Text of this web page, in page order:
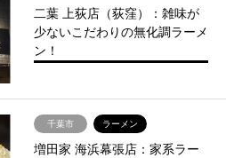
二葉 上荻店（荻窪）：雑味が
少ないこだわりの無化調ラーメ
ン！
千葉市 ラーメン
増田家 海浜幕張店：家系ラー